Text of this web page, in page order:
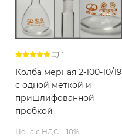
1
Колба мерная 2-100-10/19
с одной меткой и
пришлифованной
пробкой
Цена с НДС: 10%